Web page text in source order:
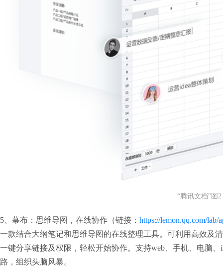
“腾讯文档”图2
5、幕布：思维导图，在线协作（链接： https://lemon.qq.com/lab/
一款结合大纲笔记和思维导图的在线整理工具。可利用高效及
一键分享链接及权限，轻松开始协作。支持web、手机、电脑
路，组织头脑风暴。